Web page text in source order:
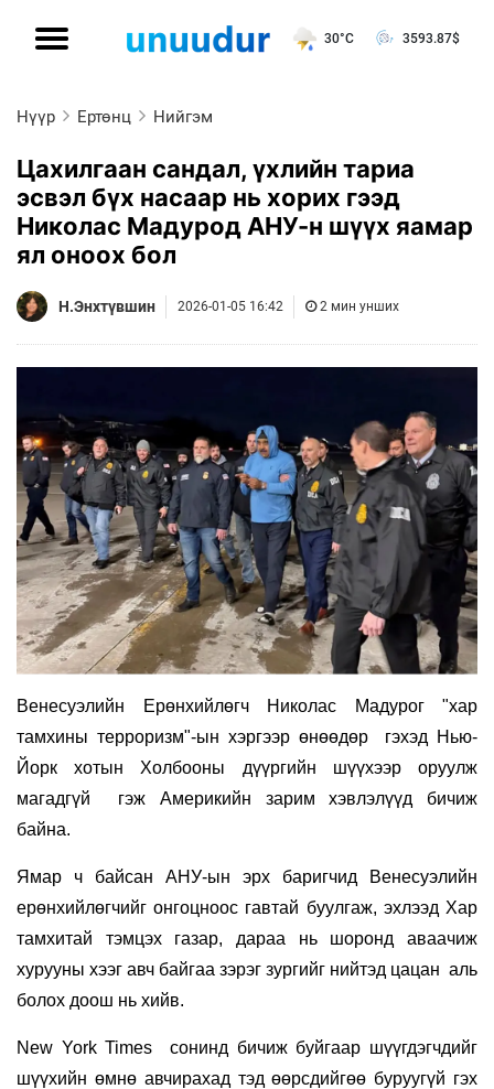
30°C 3593.87$
Нүүр Ертөнц Нийгэм
Цахилгаан сандал, үхлийн тариа
эсвэл бүх насаар нь хорих гээд
Николас Мадурод АНУ-н шүүх яамар
ял оноох бол
Н.Энхтүвшин 2026-01-05 16:42 2 мин унших
Венесуэлийн Ерөнхийлөгч Николас Мадурог "хар
тамхины терроризм"-ын хэргээр өнөөдөр гэхэд Нью-
Йорк хотын Холбооны дүүргийн шүүхээр оруулж
магадгүй гэж Америкийн зарим хэвлэлүүд бичиж
байна.
Ямар ч байсан АНУ-ын эрх баригчид Венесуэлийн
ерөнхийлөгчийг онгоцноос гавтай буулгаж, эхлээд Хар
тамхитай тэмцэх газар, дараа нь шоронд аваачиж
хурууны хээг авч байгаа зэрэг зургийг нийтэд цацан аль
болох доош нь хийв.
New York Times сонинд бичиж буйгаар шүүгдэгчдийг
шүүхийн өмнө авчирахад тэд өөрсдийгөө буруугүй гэх